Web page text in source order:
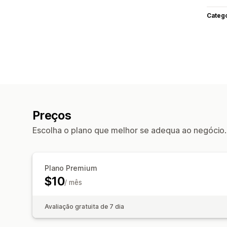
Preços
Escolha o plano que melhor se adequa ao negócio.
Plano Premium
$10/ mês
Avaliação gratuita de 7 dia